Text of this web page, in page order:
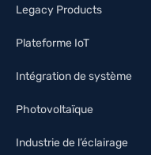
Legacy Products
Plateforme IoT
Intégration de système
Photovoltaïque
Industrie de l’éclairage